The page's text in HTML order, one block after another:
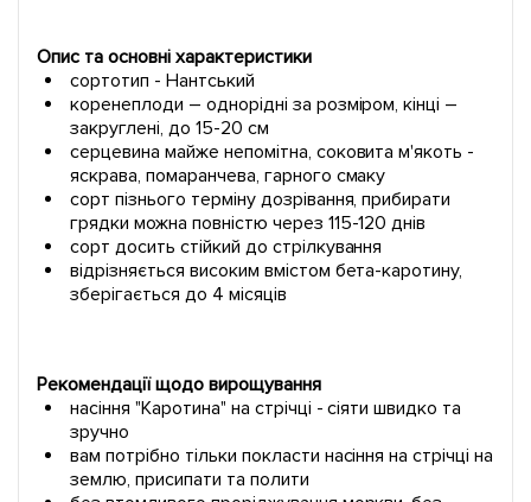
Опис та основні характеристики
сортотип - Нантський
коренеплоди – однорідні за розміром, кінці –
закруглені, до 15-20 см
серцевина майже непомітна, соковита м'якоть -
яскрава, помаранчева, гарного смаку
сорт пізнього терміну дозрівання, прибирати
грядки можна повністю через 115-120 днів
сорт досить стійкий до стрілкування
відрізняється високим вмістом бета-каротину,
зберігається до 4 місяців
Рекомендації щодо вирощування
насіння "Каротина" на стрічці - сіяти швидко та
зручно
вам потрібно тільки покласти насіння на стрічці на
землю, присипати та полити